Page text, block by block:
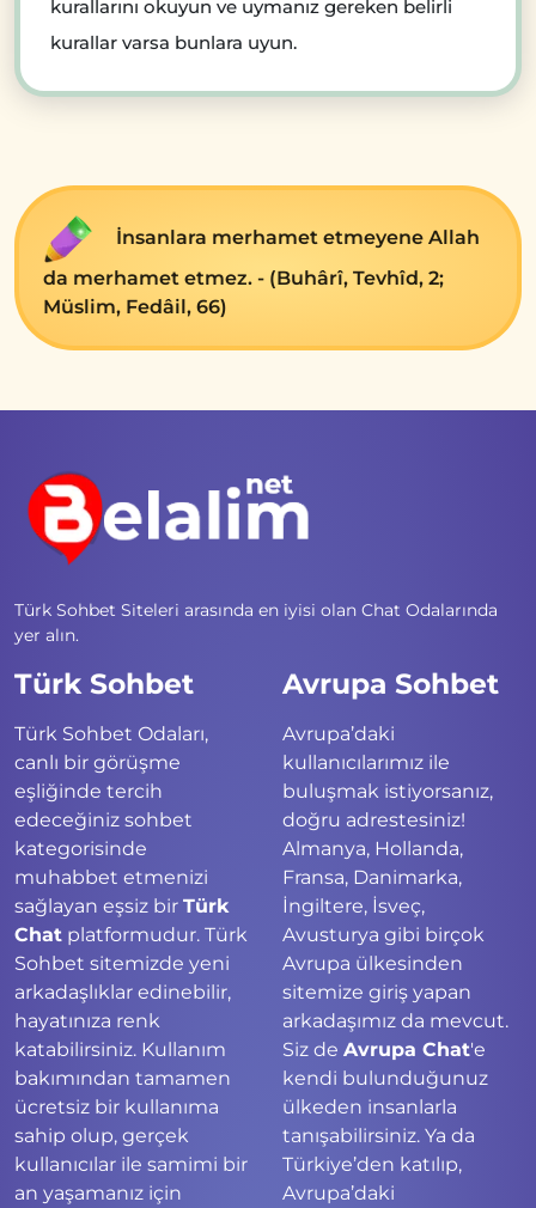
kurallarını okuyun ve uymanız gereken belirli
kurallar varsa bunlara uyun.
İnsanlara merhamet etmeyene Allah
da merhamet etmez. - (Buhârî, Tevhîd, 2;
Müslim, Fedâil, 66)
Türk Sohbet Siteleri arasında en iyisi olan Chat Odalarında
yer alın.
Türk Sohbet
Türk Sohbet Odaları,
canlı bir görüşme
eşliğinde tercih
edeceğiniz sohbet
kategorisinde
muhabbet etmenizi
sağlayan eşsiz bir Türk
Chat platformudur. Türk
Sohbet sitemizde yeni
arkadaşlıklar edinebilir,
hayatınıza renk
katabilirsiniz. Kullanım
bakımından tamamen
ücretsiz bir kullanıma
sahip olup, gerçek
kullanıcılar ile samimi bir
an yaşamanız için
Avrupa Sohbet
Avrupa’daki
kullanıcılarımız ile
buluşmak istiyorsanız,
doğru adrestesiniz!
Almanya, Hollanda,
Fransa, Danimarka,
İngiltere, İsveç,
Avusturya gibi birçok
Avrupa ülkesinden
sitemize giriş yapan
arkadaşımız da mevcut.
Siz de Avrupa Chat'e
kendi bulunduğunuz
ülkeden insanlarla
tanışabilirsiniz. Ya da
Türkiye’den katılıp,
Avrupa’daki